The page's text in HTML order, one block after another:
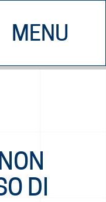
MENU
CHI SIAMO
DI